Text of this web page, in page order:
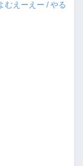
むえーえー / やる